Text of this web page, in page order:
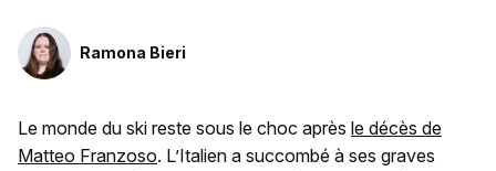
Ramona Bieri
Le monde du ski reste sous le choc après le décès de
Matteo Franzoso. L’Italien a succombé à ses graves